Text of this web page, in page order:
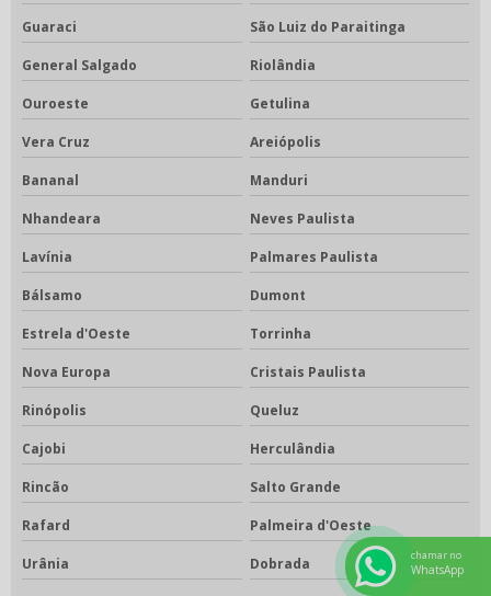
Guaraci São Luiz do Paraitinga
General Salgado Riolândia
Ouroeste Getulina
Vera Cruz Areiópolis
Bananal Manduri
Nhandeara Neves Paulista
Lavínia Palmares Paulista
Bálsamo Dumont
Estrela d'Oeste Torrinha
Nova Europa Cristais Paulista
Rinópolis Queluz
Cajobi Herculândia
Rincão Salto Grande
Rafard Palmeira d'Oeste
Urânia Dobrada chamar no
WhatsApp